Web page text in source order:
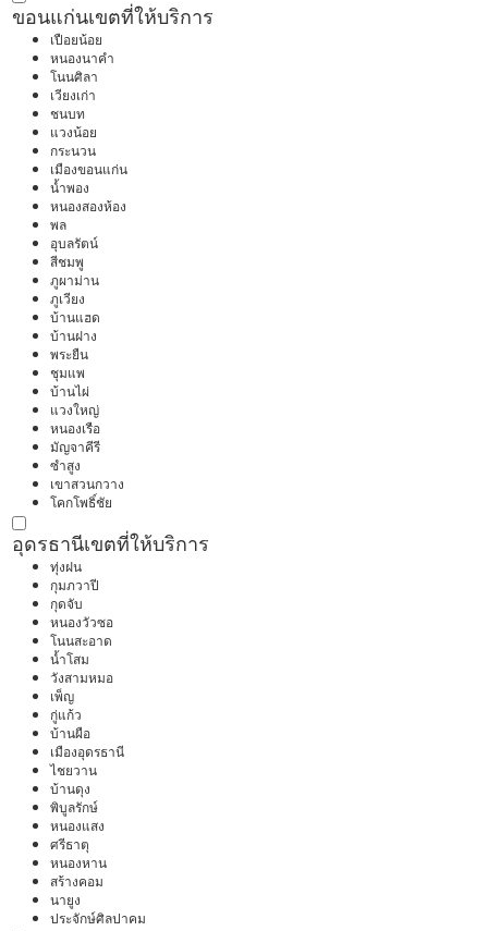
ขอนแก่นเขตที่ให้บริการ
เปือยน้อย
หนองนาคำ
โนนศิลา
เวียงเก่า
ชนบท
แวงน้อย
กระนวน
เมืองขอนแก่น
น้ำพอง
หนองสองห้อง
พล
อุบลรัตน์
สีชมพู
ภูผาม่าน
ภูเวียง
บ้านแฮด
บ้านฝาง
พระยืน
ชุมแพ
บ้านไผ่
แวงใหญ่
หนองเรือ
มัญจาคีรี
ซำสูง
เขาสวนกวาง
โคกโพธิ์ชัย
อุดรธานีเขตที่ให้บริการ
ทุ่งฝน
กุมภวาปี
กุดจับ
หนองวัวซอ
โนนสะอาด
น้ำโสม
วังสามหมอ
เพ็ญ
กู่แก้ว
บ้านผือ
เมืองอุดรธานี
ไชยวาน
บ้านดุง
พิบูลรักษ์
หนองแสง
ศรีธาตุ
หนองหาน
สร้างคอม
นายูง
ประจักษ์ศิลปาคม